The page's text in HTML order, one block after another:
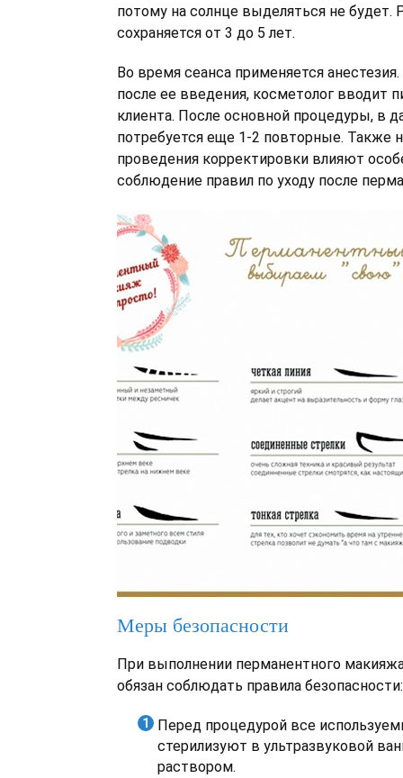
потому на солнце выделяться не будет.
сохраняется от 3 до 5 лет.
Во время сеанса применяется
после ее введения, косметолог вводит
клиента. После основной процедуры, в
потребуется еще 1-2 повторные. Также
проведения корректировки влияют
соблюдение правил по уходу после
Меры безопасности
При выполнении перманентного
обязан соблюдать правила безопасности:
Перед процедурой все
стерилизуют в ультразвуковой
раствором.